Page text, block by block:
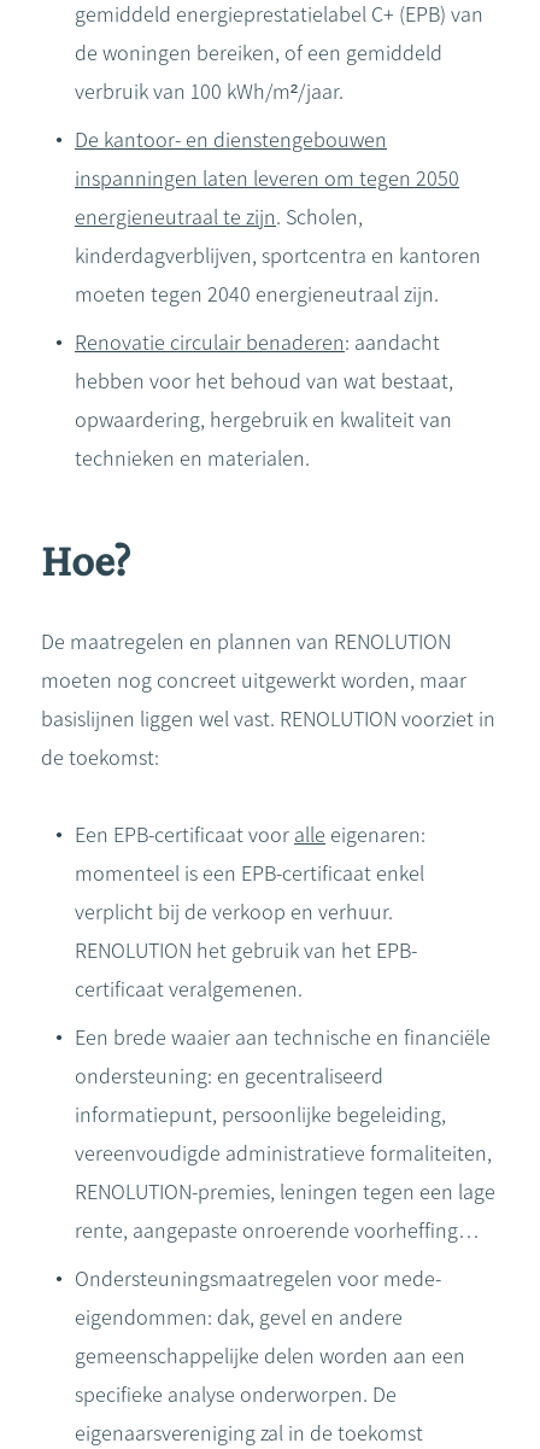
gemiddeld energieprestatielabel C+ (EPB) van
de woningen bereiken, of een gemiddeld
verbruik van 100 kWh/m²/jaar.
De kantoor- en dienstengebouwen
inspanningen laten leveren om tegen 2050
energieneutraal te zijn. Scholen,
kinderdagverblijven, sportcentra en kantoren
moeten tegen 2040 energieneutraal zijn.
Renovatie circulair benaderen: aandacht
hebben voor het behoud van wat bestaat,
opwaardering, hergebruik en kwaliteit van
technieken en materialen.
Hoe?
De maatregelen en plannen van RENOLUTION
moeten nog concreet uitgewerkt worden, maar
basislijnen liggen wel vast. RENOLUTION voorziet in
de toekomst:
Een EPB-certificaat voor alle eigenaren:
momenteel is een EPB-certificaat enkel
verplicht bij de verkoop en verhuur.
RENOLUTION het gebruik van het EPB-
certificaat veralgemenen.
Een brede waaier aan technische en financiële
ondersteuning: en gecentraliseerd
informatiepunt, persoonlijke begeleiding,
vereenvoudigde administratieve formaliteiten,
RENOLUTION-premies, leningen tegen een lage
rente, aangepaste onroerende voorheffing…
Ondersteuningsmaatregelen voor mede-
eigendommen: dak, gevel en andere
gemeenschappelijke delen worden aan een
specifieke analyse onderworpen. De
eigenaarsvereniging zal in de toekomst